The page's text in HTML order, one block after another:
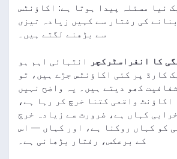
نیا مسئلہ پیدا ہوتا ہے: اکاؤنٹس
کی رفتار سے کہیں زیادہ تیزی
سے بڑھنے لگتے ہیں۔
کا انفراسٹرکچر
انتہائی اہم ہو
کارڈ پر کئی اکاؤنٹس جڑے ہیں، تو
کھو دیتے ہیں۔ یہ واضح نہیں
اکاؤنٹ واقعی کتنا خرچ کر رہا ہے،
کہاں ہے، ضرورت سے زیادہ خرچ
کو کہاں روکنا ہے، اور کہاں — اس
کے برعکس، رفتار بڑھانی ہے۔